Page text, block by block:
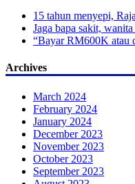
15 tahun menyepi,
Jaga bapa sakit,
“Bayar RM600K atau
Archives
March 2024
February 2024
January 2024
December 2023
November 2023
October 2023
September 2023